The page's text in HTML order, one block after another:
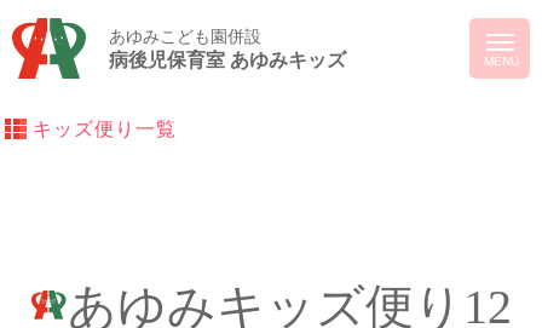
病後児保育室 あゆみキッズ
あゆみこども園併設
キッズ便り一覧
あゆみキッズ便り12